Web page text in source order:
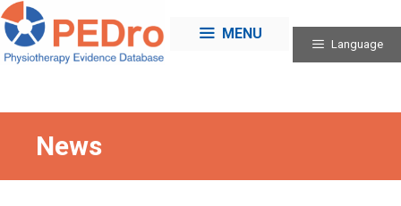
Skip
to
content
MENU
Language
News